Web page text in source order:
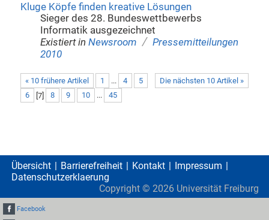
Kluge Köpfe finden kreative Lösungen
Sieger des 28. Bundeswettbewerbs
Informatik ausgezeichnet
Existiert in Newsroom / Pressemitteilungen
2010
« 10 frühere Artikel Die nächsten 10 Artikel »
1 ... 4
5
6
[7] 8 9 10 ... 45
Übersicht Barrierefreiheit Kontakt
Impressum
Datenschutzerklaerung
Copyright © 2026 Universität Freiburg
Facebook